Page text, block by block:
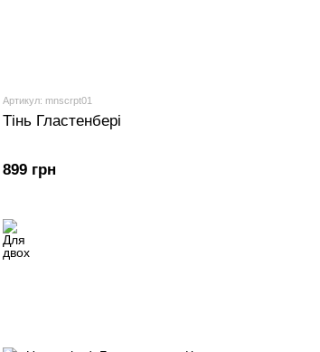
Артикул: mnscrpt01
Тінь Гластенбері
899 грн